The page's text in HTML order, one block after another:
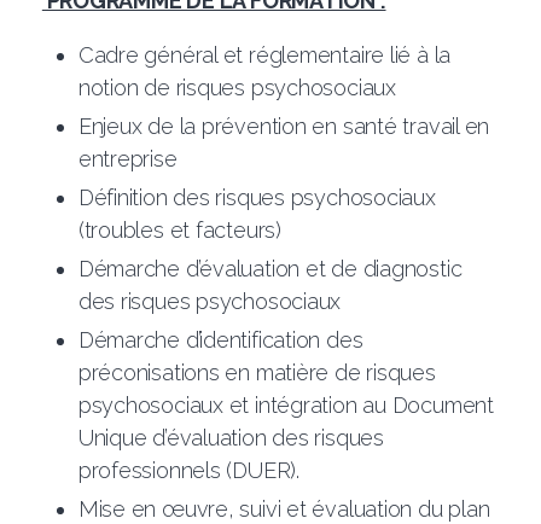
Cadre général et réglementaire lié à la
notion de risques psychosociaux
Enjeux de la prévention en santé travail en
entreprise
Définition des risques psychosociaux
(troubles et facteurs)
Démarche d’évaluation et de diagnostic
des risques psychosociaux
Démarche d’identification des
préconisations en matière de risques
psychosociaux et intégration au Document
Unique d’évaluation des risques
professionnels (DUER).
Mise en œuvre, suivi et évaluation du plan